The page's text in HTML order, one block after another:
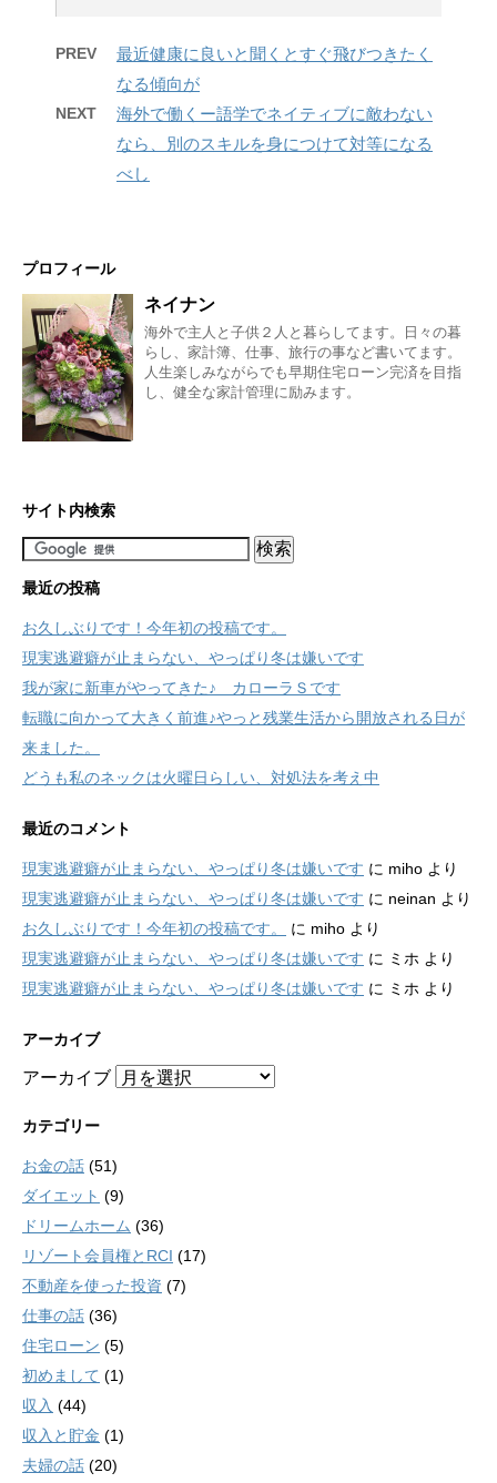
PREV
最近健康に良いと聞くとすぐ飛びつきたく
なる傾向が
NEXT
海外で働くー語学でネイティブに敵わない
なら、別のスキルを身につけて対等になる
べし
プロフィール
ネイナン
海外で主人と子供２人と暮らしてます。日々の暮
らし、家計簿、仕事、旅行の事など書いてます。
人生楽しみながらでも早期住宅ローン完済を目指
し、健全な家計管理に励みます。
サイト内検索
最近の投稿
お久しぶりです！今年初の投稿です。
現実逃避癖が止まらない、やっぱり冬は嫌いです
我が家に新車がやってきた♪ カローラＳです
転職に向かって大きく前進♪やっと残業生活から開放される日が
来ました。
どうも私のネックは火曜日らしい、対処法を考え中
最近のコメント
現実逃避癖が止まらない、やっぱり冬は嫌いです に miho より
現実逃避癖が止まらない、やっぱり冬は嫌いです に neinan より
お久しぶりです！今年初の投稿です。
に miho より
現実逃避癖が止まらない、やっぱり冬は嫌いです に ミホ より
現実逃避癖が止まらない、やっぱり冬は嫌いです に ミホ より
アーカイブ
アーカイブ
カテゴリー
お金の話 (51)
ダイエット (9)
ドリームホーム (36)
リゾート会員権とRCI (17)
不動産を使った投資 (7)
仕事の話 (36)
住宅ローン (5)
初めまして (1)
収入 (44)
収入と貯金 (1)
夫婦の話 (20)